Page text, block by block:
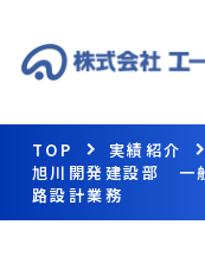
TOP 実績紹介
旭川開発建設部 一
路設計業務